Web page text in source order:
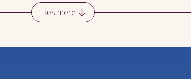
Læs mere